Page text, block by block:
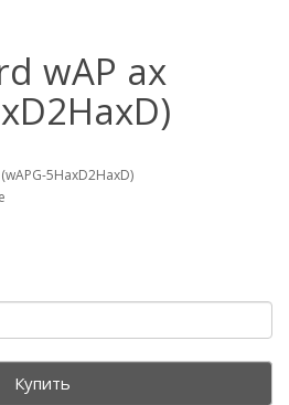
wAP ax
5HaxD2HaxD)
Купить